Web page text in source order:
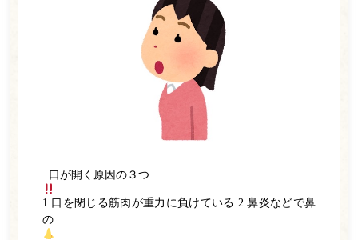
口が開く原因の３つ
1.口を閉じる筋肉が重力に負けている 2.鼻炎などで鼻
の